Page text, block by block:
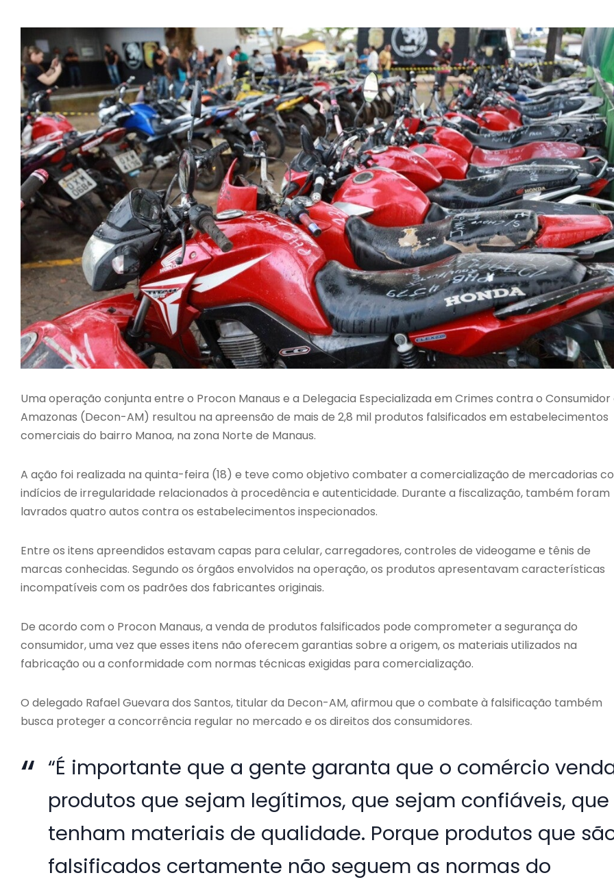
Uma operação conjunta entre o Procon Manaus e a Delegacia Especializada em Crimes contra o Consumidor
Amazonas (Decon-AM) resultou na apreensão de mais de 2,8 mil produtos falsificados em estabelecimentos
comerciais do bairro Manoa, na zona Norte de Manaus.
A ação foi realizada na quinta-feira (18) e teve como objetivo combater a comercialização de mercadorias
indícios de irregularidade relacionados à procedência e autenticidade. Durante a fiscalização, também foram
lavrados quatro autos contra os estabelecimentos inspecionados.
Entre os itens apreendidos estavam capas para celular, carregadores, controles de videogame e tênis de
marcas conhecidas. Segundo os órgãos envolvidos na operação, os produtos apresentavam características
incompatíveis com os padrões dos fabricantes originais.
De acordo com o Procon Manaus, a venda de produtos falsificados pode comprometer a segurança do
consumidor, uma vez que esses itens não oferecem garantias sobre a origem, os materiais utilizados na
fabricação ou a conformidade com normas técnicas exigidas para comercialização.
O delegado Rafael Guevara dos Santos, titular da Decon-AM, afirmou que o combate à falsificação também
busca proteger a concorrência regular no mercado e os direitos dos consumidores.
“É importante que a gente garanta que o comércio
produtos que sejam legítimos, que sejam confiáveis, que
tenham materiais de qualidade. Porque produtos que
falsificados certamente não seguem as normas do